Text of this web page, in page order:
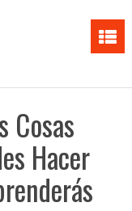
Cosas
Hacer